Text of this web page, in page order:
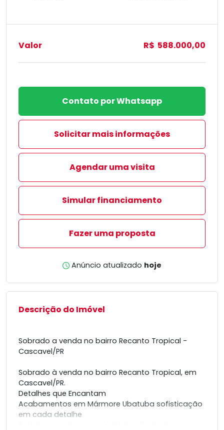
Valor R$ 588.000,00
Contato por Whatsapp
Solicitar mais informações
Agendar uma visita
Simular financiamento
Fazer uma proposta
Anúncio atualizado hoje
Descrição do Imóvel
Sobrado a venda no bairro Recanto Tropical -
Cascavel/PR
Sobrado à venda no bairro Recanto Tropical, em
Cascavel/PR.
Detalhes que Encantam
Acabamentos em Mármore Ubatuba sofisticação
em cada detalhe